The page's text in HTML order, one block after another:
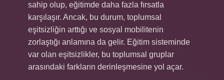
sahip olup, eğitimde daha fazla fırsatla
karşılaşır. Ancak, bu durum, toplumsal
eşitsizliğin arttığı ve sosyal mobilitenin
zorlaştığı anlamına da gelir. Eğitim sisteminde
var olan eşitsizlikler, bu toplumsal gruplar
arasındaki farkların derinleşmesine yol açar.